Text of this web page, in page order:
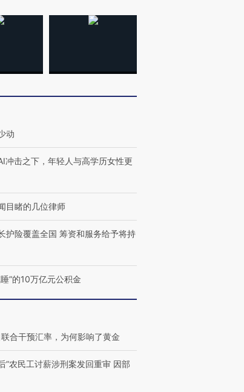
动
冲击之下，年轻人与高学历女性更
目睹的几位律师
护险覆盖全国 筹资和服务给予将持
睡”的10万亿元公积金
合干预汇率，为何影响了黄金
”农民工讨薪涉刑案发回重审 因部